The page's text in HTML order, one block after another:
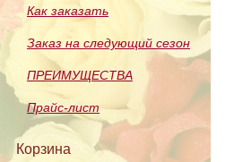
Как заказать
Заказ на следующий сезон
ПРЕИМУЩЕСТВА
Прайс-лист
Корзина